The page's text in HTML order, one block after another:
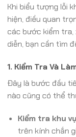
Khi biểu tượng lỗi
hiện, điều quan
các bước kiểm tra,
diễn, bạn cần tìm
1. Kiểm Tra Và
Đây là bước đầu
nào cũng có thể
Kiểm tra khu
trên kính chắn